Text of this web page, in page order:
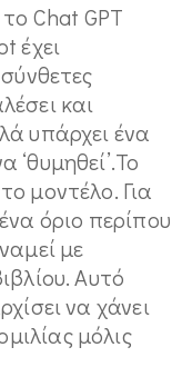
Chat GPT
έχει
και
υπάρχει ένα
μοντέλο. Για
όριο περίπου
με
Αυτό
να χάνει
μόλις